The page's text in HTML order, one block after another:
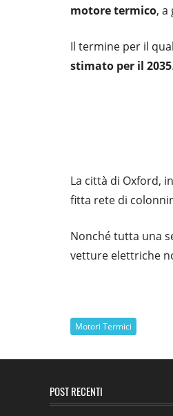
motore termico, a
Il termine per il
stimato per il 2035.
La città di Oxford,
fitta rete di
Nonché tutta una
vetture elettriche
Motori Termici
POST RECENTI